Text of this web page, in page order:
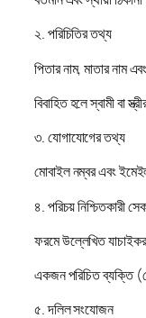
২. পরিচিতির তথ্য
পিতার নাম, মাতার নাম
বিবাহিত হলে স্বামী বা
৩. যোগাযোগের তথ্য
মোবাইল নম্বর এবং
৪. পরিচয় নিশ্চিতকারী
ফরমে উল্লেখিত
একজন পরিচিত ব্যক্তি
৫. দলিল সংযোজন